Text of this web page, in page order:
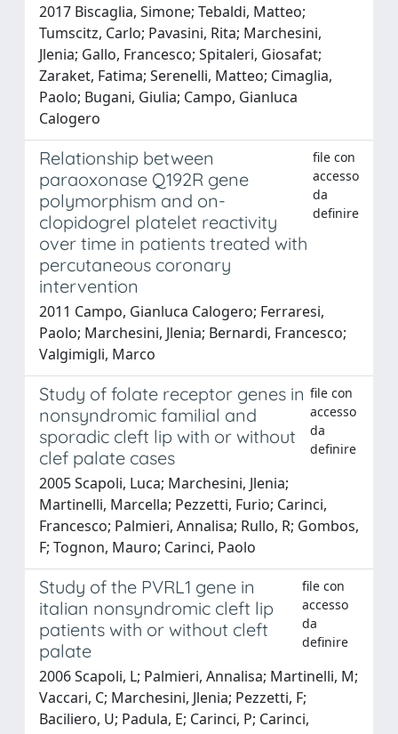
2017 Biscaglia, Simone; Tebaldi, Matteo;
Tumscitz, Carlo; Pavasini, Rita; Marchesini,
Jlenia; Gallo, Francesco; Spitaleri, Giosafat;
Zaraket, Fatima; Serenelli, Matteo; Cimaglia,
Paolo; Bugani, Giulia; Campo, Gianluca
Calogero
Relationship between
paraoxonase Q192R gene
polymorphism and on-
clopidogrel platelet reactivity
over time in patients treated with
percutaneous coronary
intervention
file con
accesso
da
definire
2011 Campo, Gianluca Calogero; Ferraresi,
Paolo; Marchesini, Jlenia; Bernardi, Francesco;
Valgimigli, Marco
Study of folate receptor genes in
nonsyndromic familial and
sporadic cleft lip with or without
clef palate cases
file con
accesso
da
definire
2005 Scapoli, Luca; Marchesini, Jlenia;
Martinelli, Marcella; Pezzetti, Furio; Carinci,
Francesco; Palmieri, Annalisa; Rullo, R; Gombos,
F; Tognon, Mauro; Carinci, Paolo
Study of the PVRL1 gene in
italian nonsyndromic cleft lip
patients with or without cleft
palate
file con
accesso
da
definire
2006 Scapoli, L; Palmieri, Annalisa; Martinelli, M;
Vaccari, C; Marchesini, Jlenia; Pezzetti, F;
Baciliero, U; Padula, E; Carinci, P; Carinci,